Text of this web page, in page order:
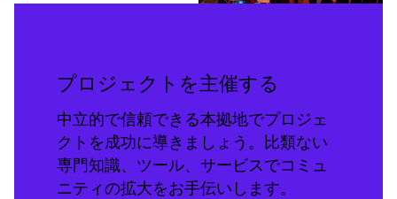
プロジェクトを主催する
中立的で信頼できる本拠地でプロジェ
クトを成功に導きましょう。比類ない
専門知識、ツール、サービスでコミュ
ニティの拡大をお手伝いします。